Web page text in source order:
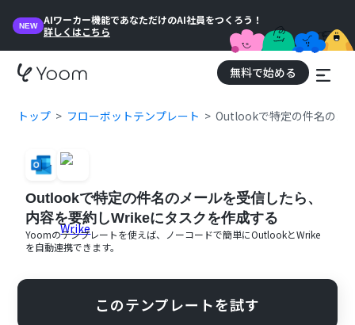
NEW
AIワーカー機能であなただけのAI社員をつくろう！
詳しくはこちら
無料で始める
トップ フローボットテンプレート Outlookで特定の件名のメ
Outlookで特定の件名のメールを受信したら、
内容を要約しWrikeにタスクを作成する
Yoomのテンプレートを使えば、ノーコードで簡単にOutlookとWrike
を自動連携できます。
このテンプレートを試す